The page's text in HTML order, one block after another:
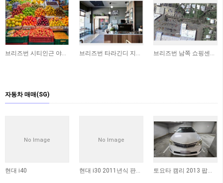
브리즈번 시티인근 야채가게 상가 매매합니다 브리즈번 타라긴디 지역 독립 상가 매매 (250sqm) 브리즈번 남쪽 쇼핑센터에 위치한 상가 매매합니다 ​
자동차 매매(SG)
No Image
현대 i40
No Image
현대 i30 2011년식 판매합니다 토요타 캠리 2013 팝니다 (판매완료)